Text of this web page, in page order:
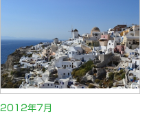
2012年7月